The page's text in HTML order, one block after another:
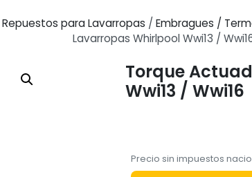
Repuestos para Lavarropas / Embragues /
Lavarropas Whirlpool Wwi13 /
Torque
Wwi13 / Wwi16
Precio sin impuestos